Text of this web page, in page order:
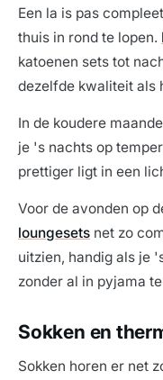
Een la is pas
thuis in rond te lopen.
katoenen sets tot
dezelfde kwaliteit als
In de koudere
je 's nachts op
prettiger ligt in een
Voor de avonden op
loungesets net zo
uitzien, handig als je
zonder al in pyjama
Sokken en
Sokken horen er net